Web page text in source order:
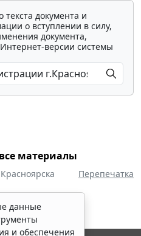
текста документа и
о вступлении в силу,
документа,
версии системы
материалы
Перепечатка
данные
и обеспечения